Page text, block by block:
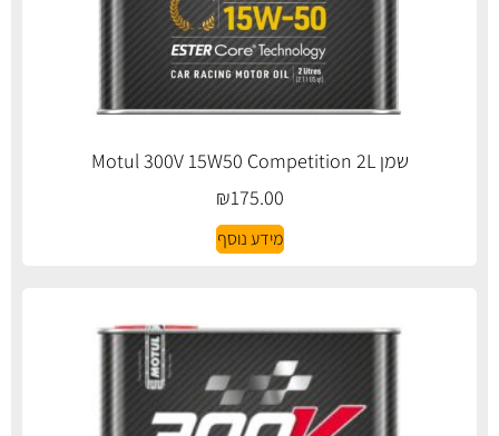
שמן Motul 300V 15W50 Competition 2L
₪175.00
מידע נוסף